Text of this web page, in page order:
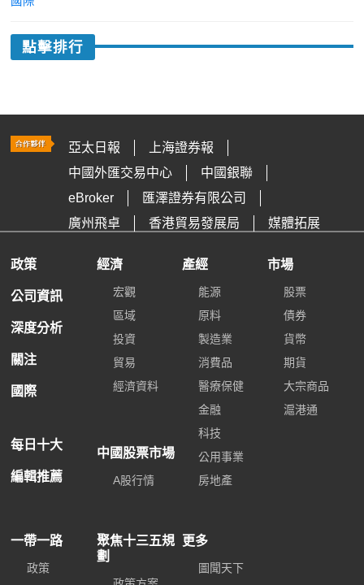
點擊排行
亞太日報
上海證券報
中國外匯交易中心
中國銀聯
eBroker
匯澤證券有限公司
廣州飛卓
香港貿易發展局 媒體拓展
政策
公司資訊
深度分析
關注
國際
每日十大
編輯推薦
經濟
宏觀
區域
投資
貿易
經濟資料
中國股票市場
A股行情
產經
能源
原料
製造業
消費品
醫療保健
金融
科技
公用事業
房地產
市場
股票
債券
貨幣
期貨
大宗商品
滬港通
一帶一路
政策
聚焦十三五規
劃
更多
圖聞天下